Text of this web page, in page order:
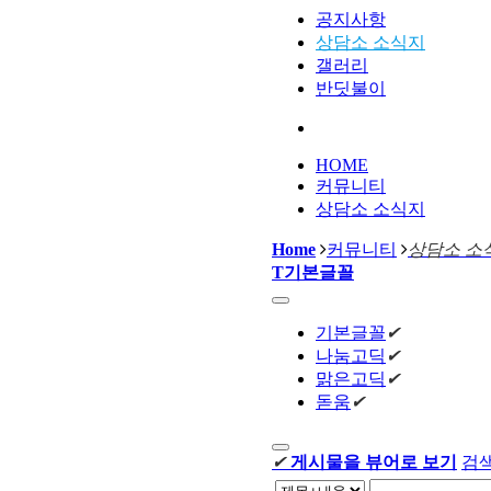
공지사항
상담소 소식지
갤러리
반딧불이
HOME
커뮤니티
상담소 소식지
Home 커뮤니티
상담소 소
T기본글꼴
기본글꼴 ✔
나눔고딕 ✔
맑은고딕 ✔
돋움 ✔
✔ 게시물을 뷰어로 보기 검